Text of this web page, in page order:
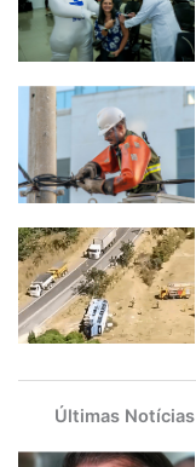
Últimas Notícias